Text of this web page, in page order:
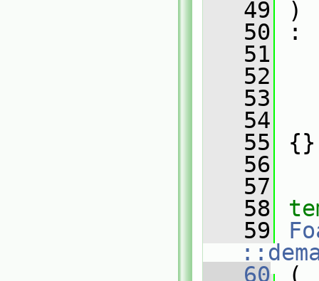
   49
)
   50
:
   51
   52
   53
   54
   55
{}
   56
   57
   58
   59
   60
(